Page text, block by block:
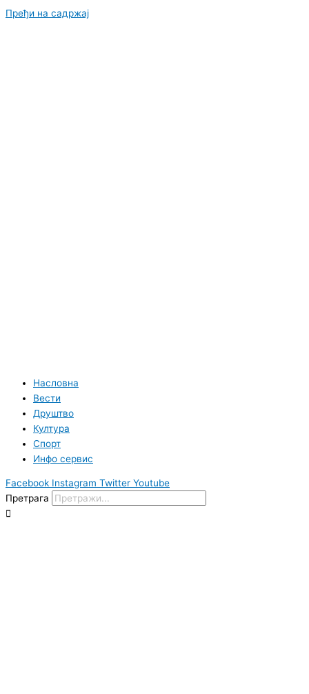
Пређи на садржај
Насловна
Вести
Друштво
Култура
Спорт
Инфо сервис
Facebook Instagram Twitter Youtube
Претрага